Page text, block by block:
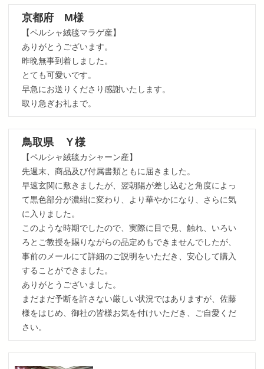
京都府 M様
【ペルシャ絨毯マラゲ産】
ありがとうございます。
昨晩無事到着しました。
とても可愛いです。
早急にお送りくださり感謝いたします。
取り急ぎお礼まで。
鳥取県 Ｙ様
【ペルシャ絨毯カシャーン産】
先週末、商品及び付属書類ともに届きました。
早速玄関に敷きましたが、翌朝陽が差し込むと角度によっ
て黒色部分が濃紺に変わり、より華やかになり、さらに気
に入りました。
このような時期でしたので、実際に目で見、触れ、いろい
ろとご教授を賜りながらの品定めもできませんでしたが、
事前のメールにて詳細のご説明をいただき、安心して購入
することができました。
ありがとうございました。
まだまだ予断を許さない厳しい状況ではありますが、佐藤
様をはじめ、御社の皆様お気を付けいただき、ご自愛くだ
さい。